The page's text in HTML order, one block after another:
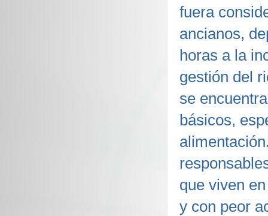
fuera
ancianos,
horas a la
gestión del
se
básicos,
que viven
y con peor